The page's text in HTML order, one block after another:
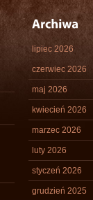
lipiec 2026
czerwiec 2026
maj 2026
kwiecień 2026
marzec 2026
luty 2026
styczeń 2026
grudzień 2025